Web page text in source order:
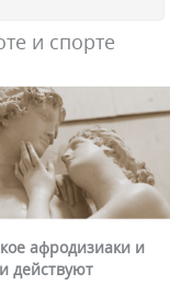
и спорте
краснеет лицо
ли это убрать